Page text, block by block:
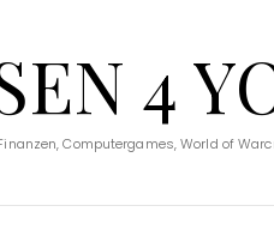
4
Computergames, World of